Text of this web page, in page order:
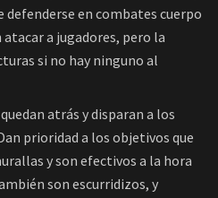
defenderse en combates cuerpo
atacar a jugadores, pero la
si no hay ninguno al
atrás y disparan a los
prioridad a los objetivos que
y son efectivos a la hora
son escurridizos, y